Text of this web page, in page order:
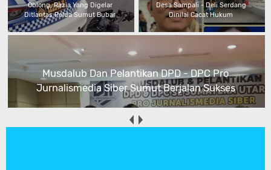
Oblong, Razia Yang Digelar
Ditlantas Polda Sumut Bubar
Desa Sampali - Deli Serdang
Dinilai Cacat Hukum
Musdalub Dan Pelantikan DPD - DPC Pro
Jurnalismedia Siber Sumut Berjalan Sukses